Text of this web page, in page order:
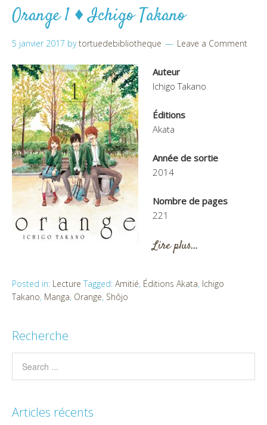
Orange 1 ♦ Ichigo Takano
5 janvier 2017 bytortuedebibliotheque Leave a Comment
Auteur
Ichigo Takano
Éditions
Akata
Année de sortie
2014
Nombre de pages
221
Lire plus…
Posted in: Lecture Tagged: Amitié, Éditions Akata, Ichigo
Takano, Manga, Orange, Shôjo
Recherche
Articles récents